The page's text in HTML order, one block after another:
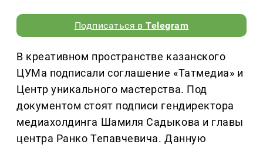
Подписаться вTelegram
В креативном пространстве казанского
ЦУМа подписали соглашение «Татмедиа» и
Центр уникального мастерства. Под
документом стоят подписи гендиректора
медиахолдинга Шамиля Садыкова и главы
центра Ранко Тепавчевича. Данную